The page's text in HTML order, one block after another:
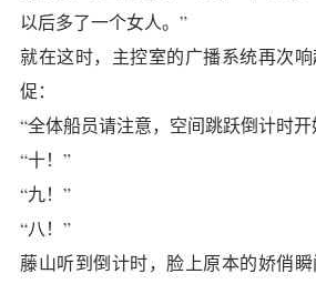
以后多了一个女人。”
就在这时，主控室的广播系统再次
促：
“全体船员请注意，空间跳跃倒计时开
“十！”
“九！”
“八！”
藤山听到倒计时，脸上原本的娇俏